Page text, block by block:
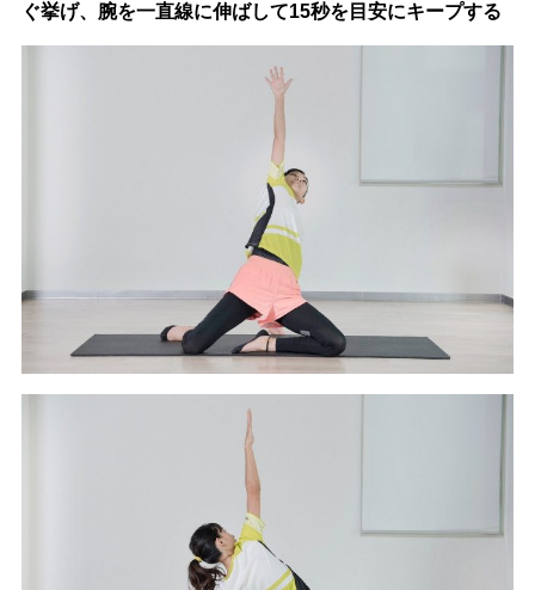
ぐ挙げ、腕を一直線に伸ばして15秒を目安にキープする